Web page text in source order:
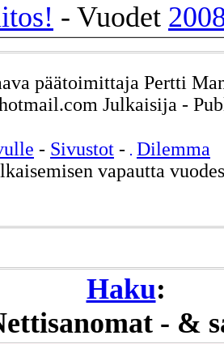
- Vuodet
päätoimittaja Pertti
Julkaisija -
- Sivustot - Dilemma
vapautta
Haku:
- &